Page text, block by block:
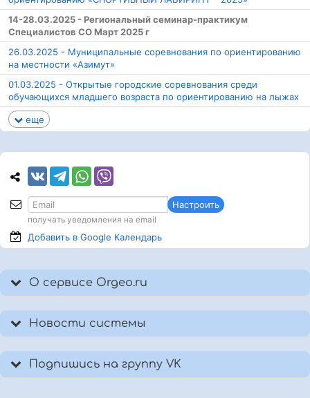
14-28.03.2025 - Региональный семинар-практикум
Специалистов СО Март 2025 г
26.03.2025 - Муниципальные соревнования по ориентированию
на местности «Азимут»
01.03.2025 - Открытые городские соревнования среди
обучающихся младшего возраста по ориентированию на лыжах
еще
Настроить
получать уведомления на email
Добавить в Google Календарь
О сервисе Orgeo.ru
Новости системы
Подпишись на группу VK